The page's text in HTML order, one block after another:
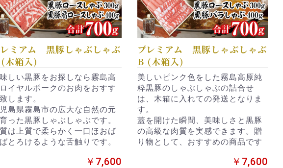
ミアム 黒豚しゃぶしゃぶ
木箱入)
しい黒豚をお探しなら霧島高
イヤルポークのお肉をおすす
します。
島県霧島市の広大な自然の元
った黒豚しゃぶしゃぶです。
は上質で柔らかく一口ほおば
とろけるような舌触りです。
￥7,600
プレミアム 黒豚しゃぶしゃぶ
B (木箱入)
美しいピンク色をした霧島高原純
粋黒豚のしゃぶしゃぶの詰合せ
は、木箱に入れての発送となりま
す。
蓋を開けた瞬間、美味しさと黒豚
の高級な肉質を実感できます。贈
り物として、おすすめの商品です
￥7,600